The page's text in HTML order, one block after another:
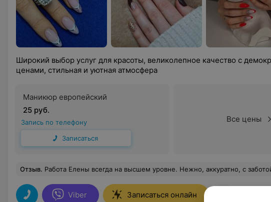
Широкий выбор услуг для красоты, великолепное качество с
ценами, стильная и уютная атмосфера
Маникюр европейский
25 руб.
Запись по телефону
Записаться
Все цены
Отзыв. Работа Елены всегда на высшем уровне. Нежно, аккуратно, с заботой о клиенте. Кайф оказаться в ее
Viber Записаться онлайн